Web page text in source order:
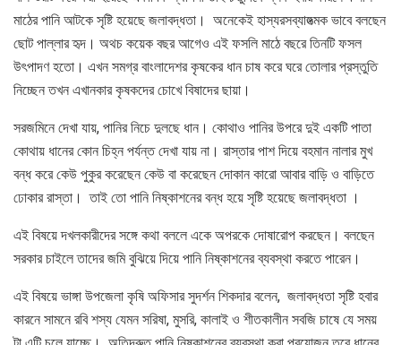
মাঠের পানি আটকে সৃষ্টি হয়েছে জলাবদ্ধতা। অনেকেই হাস্যরসব্যাঙ্গত্মক ভাবে বলছেন
ছোট পাল্লার হৃদ। অথচ কয়েক বছর আগেও এই ফসলি মাঠে বছরে তিনটি ফসল
উৎপাদণ হতো। এখন সমগ্র বাংলাদেশর কৃষকের ধান চাষ করে ঘরে তোলার প্রস্তুতি
নিচ্ছেন তখন এখানকার কৃষকদের চোখে বিষাদের ছায়া।
সরজমিনে দেখা যায়, পানির নিচে দুলছে ধান। কোথাও পানির উপরে দুই একটি পাতা
কোথায় ধানের কোন চিহ্ন পর্যন্ত দেখা যায় না। রাস্তার পাশ দিয়ে বহমান নালার মুখ
বন্ধ করে কেউ পুকুর করেছেন কেউ বা করেছেন দোকান কারো আবার বাড়ি ও বাড়িতে
ঢোকার রাস্তা। তাই তো পানি নিষ্কাশনের বন্ধ হয়ে সৃষ্টি হয়েছে জলাবদ্ধতা ।
এই বিষয়ে দখলকারীদের সঙ্গে কথা বললে একে অপরকে দোষারোপ করছেন। বলছেন
সরকার চাইলে তাদের জমি বুঝিয়ে দিয়ে পানি নিষ্কাশনের ব্যবস্থা করতে পারেন।
এই বিষয়ে ভাঙ্গা উপজেলা কৃষি অফিসার সুদর্শন শিকদার বলেন, জলাবদ্ধতা সৃষ্টি হবার
কারনে সামনে রবি শস্য যেমন সরিষা, মুসরি, কালাই ও শীতকালীন সবজি চাষে যে সময়